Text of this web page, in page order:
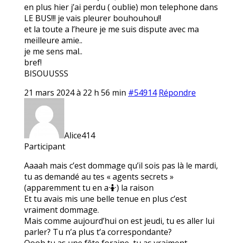
en plus hier j’ai perdu ( oublie) mon telephone dans
LE BUS!!! je vais pleurer bouhouhou!!
et la toute a l’heure je me suis dispute avec ma
meilleure amie..
je me sens mal..
bref!
BISOUUSSS
21 mars 2024 à 22 h 56 min #54914 Répondre
Alice414
Participant
Aaaah mais c’est dommage qu’il sois pas là le mardi,
tu as demandé au tes « agents secrets »
(apparemment tu en a🤷) la raison
Et tu avais mis une belle tenue en plus c’est
vraiment dommage.
Mais comme aujourd’hui on est jeudi, tu es aller lui
parler? Tu n’a plus t’a correspondante?